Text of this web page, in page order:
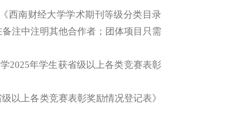
西南财经大学学术期刊等级分类目录
注中注明其他合作者；团体项目只需
2025年学生获省级以上各类竞赛表彰
以上各类竞赛表彰奖励情况登记表》